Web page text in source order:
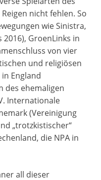
nicht fehlen. So
wie Sinistra,
GroenLinks in
von vier
und religiösen
England
des ehemaligen
Internationale
(Vereinigung
„trotzkistischer“
die NPA in
all dieser